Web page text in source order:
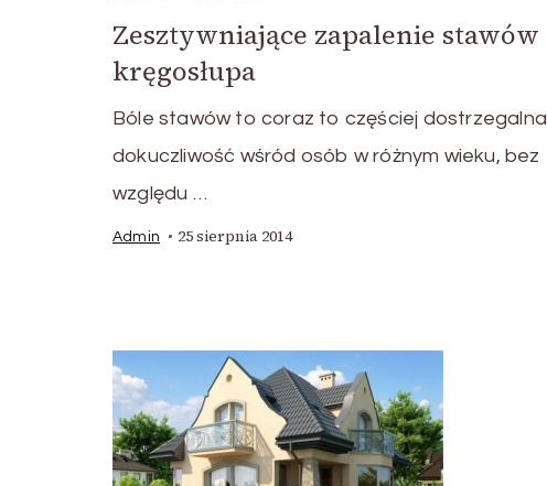
Zesztywniające zapalenie stawów
kręgosłupa
Bóle stawów to coraz to częściej dostrzegalna
dokuczliwość wśród osób w różnym wieku, bez
względu …
Admin 25 sierpnia 2014